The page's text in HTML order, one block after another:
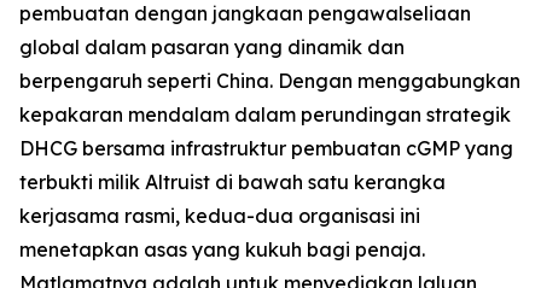
pembuatan dengan jangkaan pengawalseliaan
global dalam pasaran yang dinamik dan
berpengaruh seperti China. Dengan menggabungkan
kepakaran mendalam dalam perundingan strategik
DHCG bersama infrastruktur pembuatan cGMP yang
terbukti milik Altruist di bawah satu kerangka
kerjasama rasmi, kedua-dua organisasi ini
menetapkan asas yang kukuh bagi penaja.
Matlamatnya adalah untuk menyediakan laluan